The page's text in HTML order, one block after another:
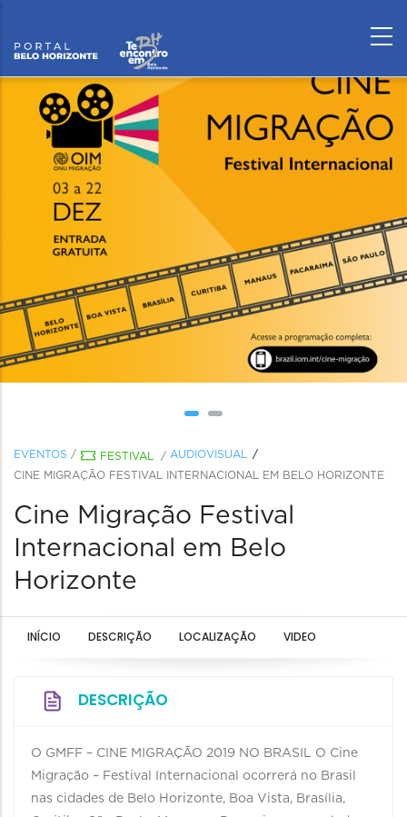
EVENTOS / FESTIVAL / AUDIOVISUAL
CINE MIGRAÇÃO FESTIVAL INTERNACIONAL EM BELO HORIZONTE
Cine Migração Festival
Internacional em Belo
Horizonte
INÍCIO DESCRIÇÃO LOCALIZAÇÃO VIDEO
DESCRIÇÃO
O GMFF – CINE MIGRAÇÃO 2019 NO BRASIL O Cine
Migração – Festival Internacional ocorrerá no Brasil
nas cidades de Belo Horizonte, Boa Vista, Brasília,